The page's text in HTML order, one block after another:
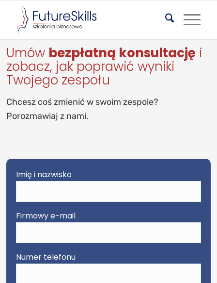
Umów bezpłatną konsultację i
zobacz, jak poprawić wyniki
Twojego zespołu
Chcesz coś zmienić w swoim zespole?
Porozmawiaj z nami.
Imię i nazwisko
Firmowy e-mail
Numer telefonu